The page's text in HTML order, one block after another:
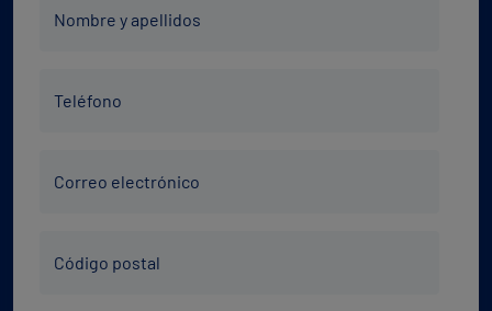
Nombre y apellidos
Teléfono
electrónico
Correo electrónico
Postal
Código postal